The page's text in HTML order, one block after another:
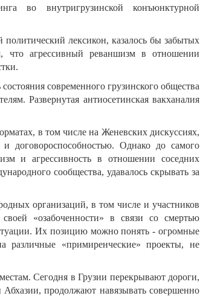
во внутригрузинской конъюнктурной
политический лексикон, казалось бы забытых
что агрессивный реваншизм в отношении
современного грузинского общества
Развернутая антиосетинская вакханалия
в том числе на Женевских дискуссиях,
договороспособностью. Однако до самого
и агрессивность в отношении соседних
сообщества, удавалось скрывать за
организаций, в том числе и участников
«озабоченности» в связи со смертью
Их позицию можно понять - огромные
различные «примиренческие» проекты, не
Сегодня в Грузии перекрывают дороги,
продолжают навязывать совершенно